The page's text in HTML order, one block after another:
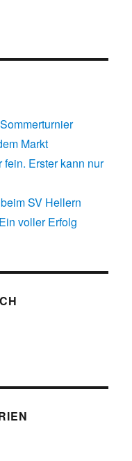
Markt
Erster kann nur
SV Hellern
voller Erfolg